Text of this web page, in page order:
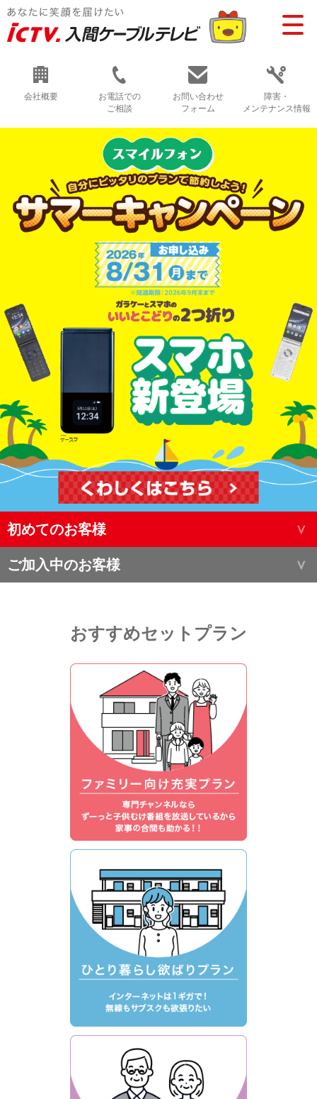
会社概要
お電話での
ご相談
お問い合わせ
フォーム
障害・
メンテナンス情報
初めてのお客様
ご加入中のお客様
おすすめセットプラン